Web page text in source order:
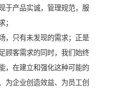
于产品实诚，管理规范，服
；
，只有未发现的需求；正是
顾客需求的同时，我们始终
，在建立和强化这种可能的
为企业创造效益、为员工创